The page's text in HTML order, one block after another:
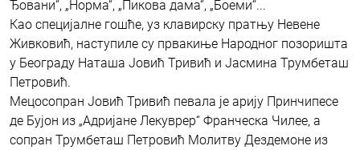
Ђовани“, „Норма“, „Пикова дама“, „Боеми“...
Као специјалне гошће, уз клавирску пратњу Невене
Живковић, наступиле су првакиње Народног позоришта
у Београду Наташа Јовић Тривић и Јасмина Трумбеташ
Петровић.
Мецосопран Јовић Тривић певала је арију Принчипесе
де Бујон из „Адријане Лекуврер“ Франческа Чилее, а
сопран Трумбеташ Петровић Молитву Дездемоне из